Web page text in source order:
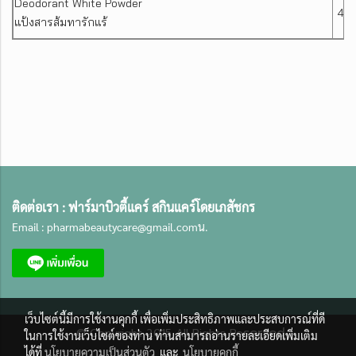
แป้งสารส้มทารักแร้
40
ติดต่อเรา :ฟาร์มาบิวตี้แคร์ สกินแคร์โดยเภสัชกร
Email : pharmabeautycare@gmail.comน.
©Copyright 2015 All Rights Reserved.
เว็บไซต์นี้มีการใช้งานคุกกี้ เพื่อเพิ่มประสิทธิภาพและประสบการณ์ที่ดี
ในการใช้งานเว็บไซต์ของท่าน ท่านสามารถอ่านรายละเอียดเพิ่มเติม
ได้ที่นโยบายความเป็นส่วนตัว และ นโยบายคุกกี้